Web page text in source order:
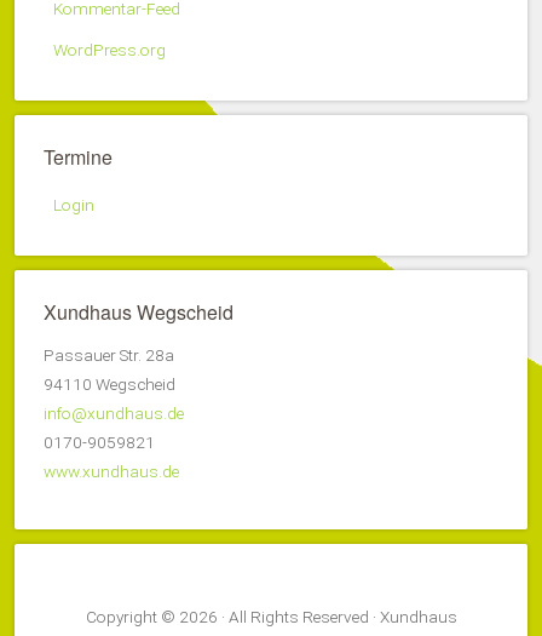
Kommentar-Feed
WordPress.org
Termine
Login
Xundhaus Wegscheid
Passauer Str. 28a
94110 Wegscheid
info@xundhaus.de
0170-9059821
www.xundhaus.de
Copyright © 2026 · All Rights Reserved · Xundhaus